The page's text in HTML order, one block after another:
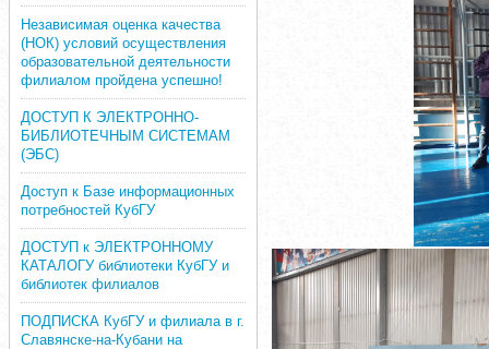
Независимая оценка качества
(НОК) условий осуществления
образовательной деятельности
филиалом пройдена успешно!
ДОСТУП К ЭЛЕКТРОННО-
БИБЛИОТЕЧНЫМ СИСТЕМАМ
(ЭБС)
Доступ к Базе информационных
потребностей КубГУ
ДОСТУП к ЭЛЕКТРОННОМУ
КАТАЛОГУ библиотеки КубГУ и
библиотек филиалов
ПОДПИСКА КубГУ и филиала в г.
Славянске-на-Кубани на